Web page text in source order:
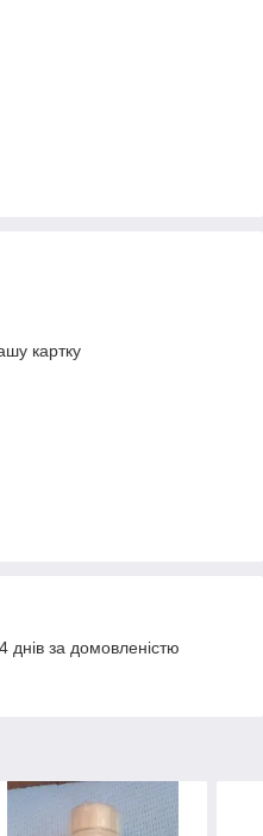
картку
за домовленістю